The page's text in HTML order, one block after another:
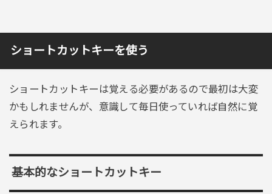
ショートカットキーを使う
ショートカットキーは覚える必要があるので最初は大変
かもしれませんが、意識して毎日使っていれば自然に覚
えられます。
基本的なショートカットキー